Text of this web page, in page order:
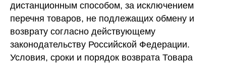
дистанционным способом, за исключением
перечня товаров, не подлежащих обмену и
возврату согласно действующему
законодательству Российской Федерации.
Условия, сроки и порядок возврата Товара